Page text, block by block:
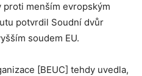
proti menším evropským
potvrdil Soudní dvůr
soudem EU.
[BEUC] tehdy uvedla,